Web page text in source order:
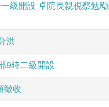
級開設 卓院長親視察勉
洪
9時二級開設
徵收